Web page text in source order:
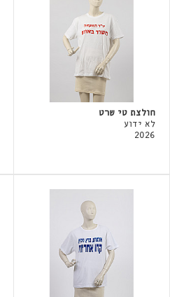
חולצת טי שרט
לא ידוע
2026